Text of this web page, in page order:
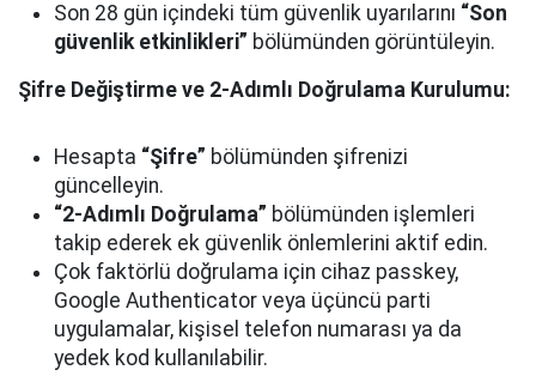
Son 28 gün içindeki tüm güvenlik uyarılarını “Son
güvenlik etkinlikleri” bölümünden görüntüleyin.
Şifre Değiştirme ve 2-Adımlı Doğrulama Kurulumu:
Hesapta “Şifre” bölümünden şifrenizi
güncelleyin.
“2-Adımlı Doğrulama” bölümünden işlemleri
takip ederek ek güvenlik önlemlerini aktif edin.
Çok faktörlü doğrulama için cihaz passkey,
Google Authenticator veya üçüncü parti
uygulamalar, kişisel telefon numarası ya da
yedek kod kullanılabilir.